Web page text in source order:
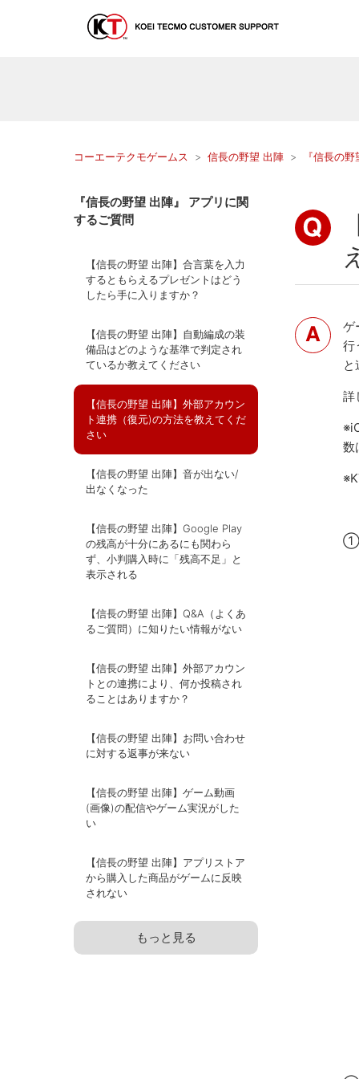
コーエーテクモゲームス 信長の野望 出陣 『信長の
『信長の野望 出陣』 アプリに関
するご質問
【信長の野望 出陣】合言葉を入力
するともらえるプレゼントはどう
したら手に入りますか？
【信長の野望 出陣】自動編成の装
備品はどのような基準で判定され
ているか教えてください
【信長の野望 出陣】外部アカウン
ト連携（復元)の方法を教えてくだ
さい
【信長の野望 出陣】音が出ない/
出なくなった
【信長の野望 出陣】Google Play
の残高が十分にあるにも関わら
ず、小判購入時に「残高不足」と
表示される
【信長の野望 出陣】Q&A（よくあ
るご質問）に知りたい情報がない
【信長の野望 出陣】外部アカウン
トとの連携により、何か投稿され
ることはありますか？
【信長の野望 出陣】お問い合わせ
に対する返事が来ない
【信長の野望 出陣】ゲーム動画
(画像)の配信やゲーム実況がした
い
【信長の野望 出陣】アプリストア
から購入した商品がゲームに反映
されない
もっと見る
ゲ
行
詳
数
①